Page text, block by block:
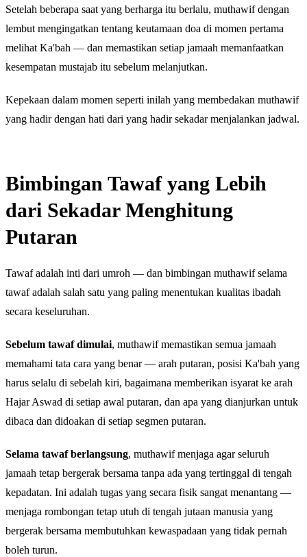
Setelah beberapa saat yang berharga itu berlalu, muthawif dengan
lembut mengingatkan tentang keutamaan doa di momen pertama
melihat Ka'bah — dan memastikan setiap jamaah memanfaatkan
kesempatan mustajab itu sebelum melanjutkan.
Kepekaan dalam momen seperti inilah yang membedakan muthawif
yang hadir dengan hati dari yang hadir sekadar menjalankan jadwal.
Bimbingan Tawaf yang Lebih
dari Sekadar Menghitung
Putaran
Tawaf adalah inti dari umroh — dan bimbingan muthawif selama
tawaf adalah salah satu yang paling menentukan kualitas ibadah
secara keseluruhan.
Sebelum tawaf dimulai, muthawif memastikan semua jamaah
memahami tata cara yang benar — arah putaran, posisi Ka'bah yang
harus selalu di sebelah kiri, bagaimana memberikan isyarat ke arah
Hajar Aswad di setiap awal putaran, dan apa yang dianjurkan untuk
dibaca dan didoakan di setiap segmen putaran.
Selama tawaf berlangsung, muthawif menjaga agar seluruh
jamaah tetap bergerak bersama tanpa ada yang tertinggal di tengah
kepadatan. Ini adalah tugas yang secara fisik sangat menantang —
menjaga rombongan tetap utuh di tengah jutaan manusia yang
bergerak bersama membutuhkan kewaspadaan yang tidak pernah
boleh turun.